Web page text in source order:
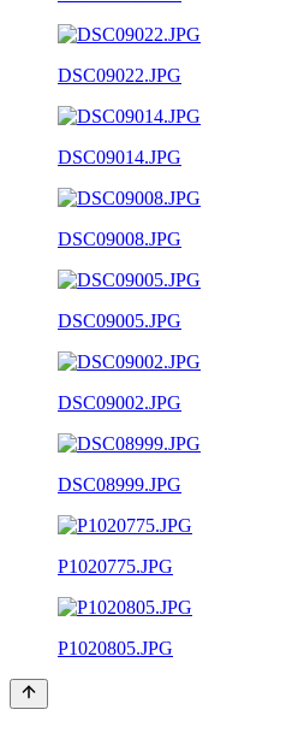
DSC09022.JPG
DSC09014.JPG
DSC09008.JPG
DSC09005.JPG
DSC09002.JPG
DSC08999.JPG
P1020775.JPG
P1020805.JPG